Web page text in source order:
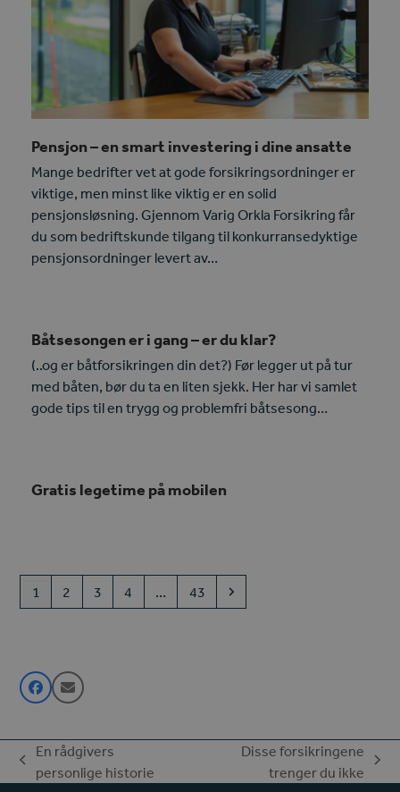
Pensjon – en smart investering i dine ansatte
Mange bedrifter vet at gode forsikringsordninger er
viktige, men minst like viktig er en solid
pensjonsløsning. Gjennom Varig Orkla Forsikring får
du som bedriftskunde tilgang til konkurransedyktige
pensjonsordninger levert av…
Båtsesongen er i gang – er du klar?
(..og er båtforsikringen din det?) Før legger ut på tur
med båten, bør du ta en liten sjekk. Her har vi samlet
gode tips til en trygg og problemfri båtsesong…
Gratis legetime på mobilen
Page
1 Page
2 Page
3 Page
4 … Page
43 Next
previous
En rådgivers
personlige historie
Disse forsikringene
trenger du ikke